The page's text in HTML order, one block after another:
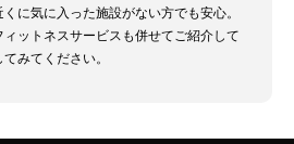
に気に入った施設がない方でも安心。
ットネスサービスも併せてご紹介して
みてください。